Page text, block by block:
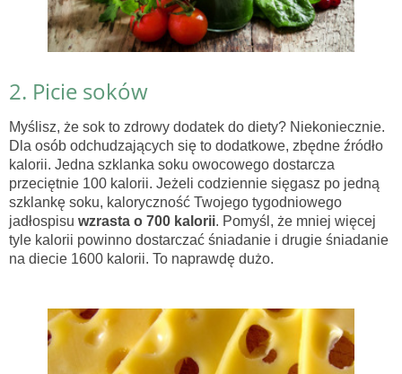
2. Picie soków
Myślisz, że sok to zdrowy dodatek do diety? Niekoniecznie.
Dla osób odchudzających się to dodatkowe, zbędne źródło
kalorii. Jedna szklanka soku owocowego dostarcza
przeciętnie 100 kalorii. Jeżeli codziennie sięgasz po jedną
szklankę soku, kaloryczność Twojego tygodniowego
jadłospisu wzrasta o 700 kalorii. Pomyśl, że mniej więcej
tyle kalorii powinno dostarczać śniadanie i drugie śniadanie
na diecie 1600 kalorii. To naprawdę dużo.